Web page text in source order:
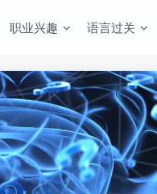
职业兴趣 语言过关